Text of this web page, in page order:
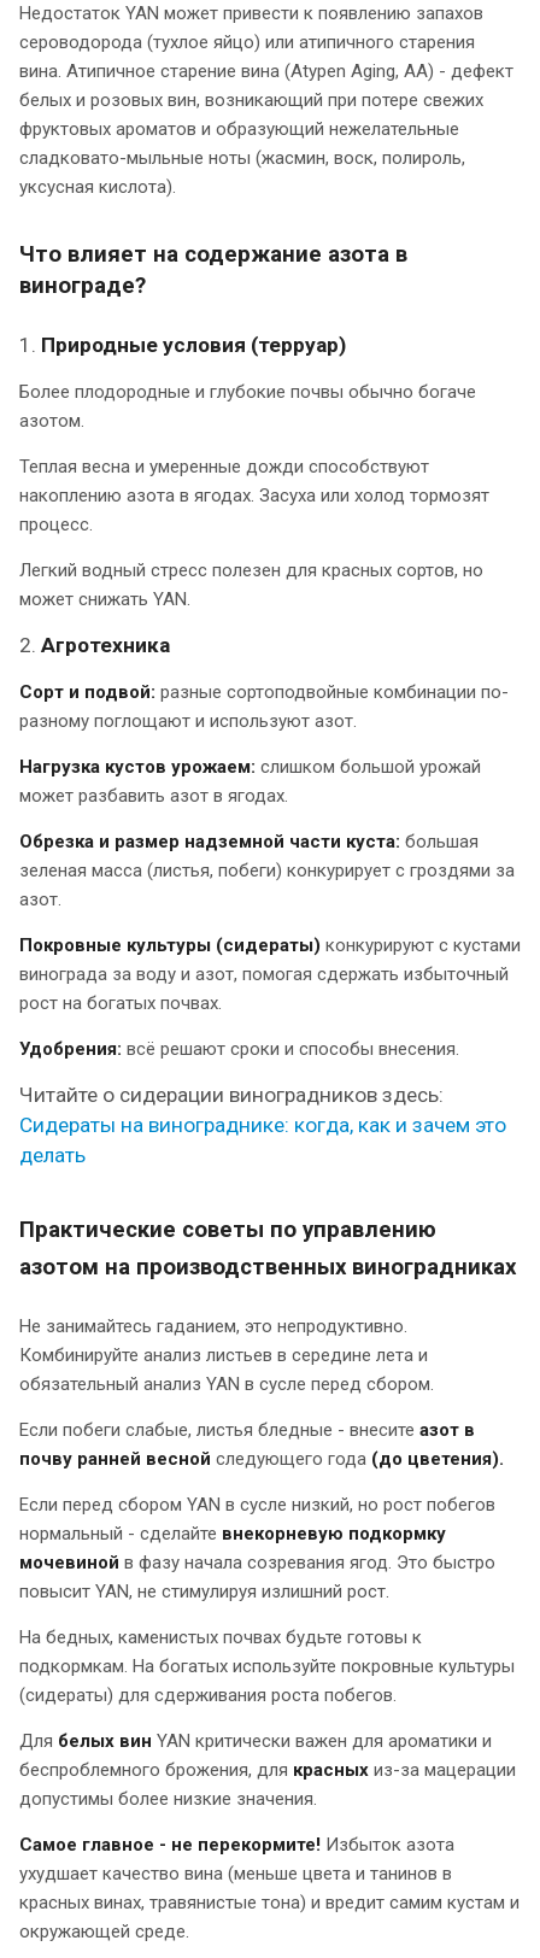
Недостаток YAN может привести к появлению запахов
сероводорода (тухлое яйцо) или атипичного старения
вина. Атипичное старение вина (Atypen Aging, AA) - дефект
белых и розовых вин, возникающий при потере свежих
фруктовых ароматов и образующий нежелательные
сладковато-мыльные ноты (жасмин, воск, полироль,
уксусная кислота).
Что влияет на содержание азота в
винограде?
1. Природные условия (терруар)
Более плодородные и глубокие почвы обычно богаче
азотом.
Теплая весна и умеренные дожди способствуют
накоплению азота в ягодах. Засуха или холод тормозят
процесс.
Легкий водный стресс полезен для красных сортов, но
может снижать YAN.
2. Агротехника
Сорт и подвой: разные сортоподвойные комбинации по-
разному поглощают и используют азот.
Нагрузка кустов урожаем: слишком большой урожай
может разбавить азот в ягодах.
Обрезка и размер надземной части куста: большая
зеленая масса (листья, побеги) конкурирует с гроздями за
азот.
Покровные культуры (сидераты) конкурируют с кустами
винограда за воду и азот, помогая сдержать избыточный
рост на богатых почвах.
Удобрения: всё решают сроки и способы внесения.
Читайте о сидерации виноградников здесь:
Сидераты на винограднике: когда, как и зачем это
делать
Практические советы по управлению
азотом на производственных виноградниках
Не занимайтесь гаданием, это непродуктивно.
Комбинируйте анализ листьев в середине лета и
обязательный анализ YAN в сусле перед сбором.
Если побеги слабые, листья бледные - внесите азот в
почву ранней весной следующего года (до цветения).
Если перед сбором YAN в сусле низкий, но рост побегов
нормальный - сделайте внекорневую подкормку
мочевиной в фазу начала созревания ягод. Это быстро
повысит YAN, не стимулируя излишний рост.
На бедных, каменистых почвах будьте готовы к
подкормкам. На богатых используйте покровные культуры
(сидераты) для сдерживания роста побегов.
Для белых вин YAN критически важен для ароматики и
беспроблемного брожения, для красных из-за мацерации
допустимы более низкие значения.
Самое главное - не перекормите! Избыток азота
ухудшает качество вина (меньше цвета и танинов в
красных винах, травянистые тона) и вредит самим кустам и
окружающей среде.